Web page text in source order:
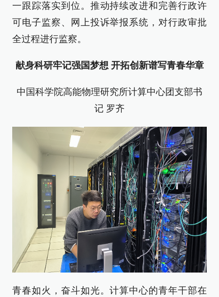
一跟踪落实到位。推动持续改进和完善行政许
可电子监察、网上投诉举报系统，对行政审批
全过程进行监察。
献身科研牢记强国梦想 开拓创新谱写青春华章
中国科学院高能物理研究所计算中心团支部书
记 罗齐
青春如火，奋斗如光。计算中心的青年干部在